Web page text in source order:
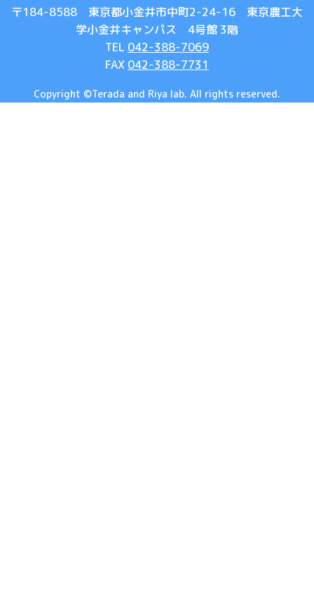
〒184-8588 東京都小金井市中町2-24-16 東京農工大
学小金井キャンパス 4号館 3階
TEL 042-388-7069
FAX 042-388-7731
Copyright ©Terada and Riya lab. All rights reserved.